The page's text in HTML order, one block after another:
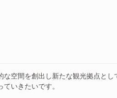
空間を創出し新たな観光拠点と
いきたいです。